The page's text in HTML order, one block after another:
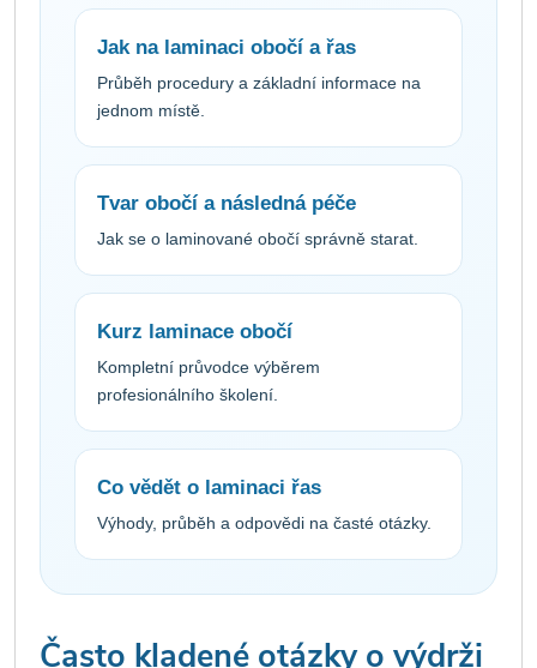
Jak na laminaci obočí a řas
Průběh procedury a základní informace na
jednom místě.
Tvar obočí a následná péče
Jak se o laminované obočí správně starat.
Kurz laminace obočí
Kompletní průvodce výběrem
profesionálního školení.
Co vědět o laminaci řas
Výhody, průběh a odpovědi na časté otázky.
Často kladené otázky o výdrži